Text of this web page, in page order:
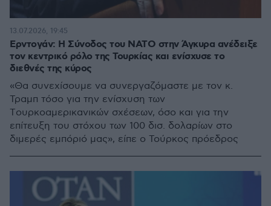
Ερντογάν: Η Σύνοδος του ΝΑΤΟ στην Άγκυρα ανέδειξε
τον κεντρικό ρόλο της Τουρκίας και ενίσχυσε το
διεθνές της κύρος
«Θα συνεχίσουμε να συνεργαζόμαστε με τον κ.
Τραμπ τόσο για την ενίσχυση των
Tουρκοαμερικανικών σχέσεων, όσο και για την
επίτευξη του στόχου των 100 δισ. δολαρίων στο
διμερές εμπόριό μας», είπε ο Τούρκος πρόεδρος
13.07.2026, 19:45